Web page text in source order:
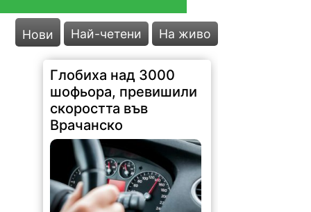
Нови Най-четени На живо
Глобиха над 3000
шофьора, превишили
скоростта във
Врачанско